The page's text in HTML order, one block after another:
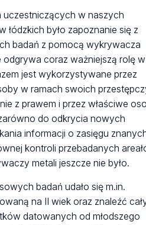
uczestniczących w naszych
łódzkich było zapoznanie się z
badań z pomocą wykrywacza
odgrywa coraz ważniejszą rolę w
jest wykorzystywane przez
w ramach swoich
z prawem i przez właściwe
do odkrycia nowych
informacji o zasięgu
kontroli przebadanych
metali jeszcze nie było.
badań udało się m.in.
na II wiek oraz znaleźć
datowanych od młodszego